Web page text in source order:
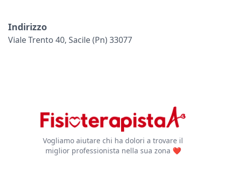
Indirizzo
Viale Trento 40, Sacile (pn) 33077
Vogliamo aiutare chi ha dolori a trovare il
miglior professionista nella sua zona ❤️